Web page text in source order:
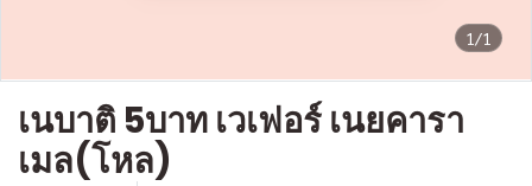
1/1
เนบาติ 5บาท เวเฟอร์ เนยคารา
เมล(โหล)